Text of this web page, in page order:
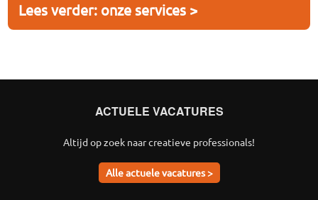
Lees verder: onze services >
ACTUELE VACATURES
Altijd op zoek naar creatieve professionals!
Alle actuele vacatures >